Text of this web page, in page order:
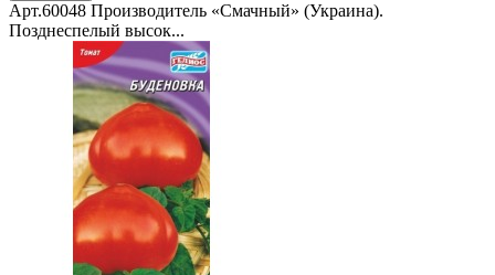
Арт.60048 Производитель «Смачный» (Украина).
Позднеспелый высок...